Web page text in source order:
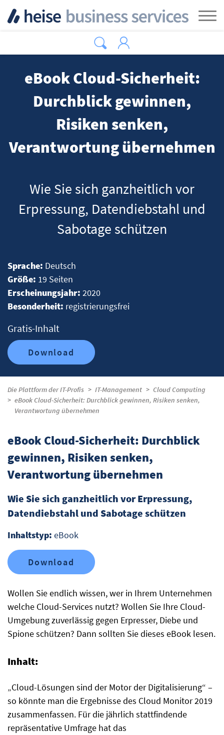
eBook Cloud-Sicherheit:
Durchblick gewinnen,
Risiken senken,
Verantwortung übernehmen
Wie Sie sich ganzheitlich vor
Erpressung, Datendiebstahl und
Sabotage schützen
Sprache: Deutsch
Größe: 19 Seiten
Erscheinungsjahr: 2020
Besonderheit: registrierungsfrei
Gratis-Inhalt
Download
Die Plattform der IT-Profis IT-Management
Cloud Computing
eBook Cloud-Sicherheit: Durchblick gewinnen, Risiken senken,
Verantwortung übernehmen
Wollen Sie endlich wissen, wer in Ihrem Unternehmen
welche Cloud-Services nutzt? Wollen Sie Ihre Cloud-
Umgebung zuverlässig gegen Erpresser, Diebe und
Spione schützen? Dann sollten Sie dieses eBook lesen.
Inhalt:
„Cloud-Lösungen sind der Motor der Digitalisierung“ –
so könnte man die Ergebnisse des Cloud Monitor 2019
zusammenfassen. Für die jährlich stattfindende
repräsentative Umfrage hat das
eBook Cloud-Sicherheit: Durchblick
gewinnen, Risiken senken,
Verantwortung übernehmen
Wie Sie sich ganzheitlich vor Erpressung,
Datendiebstahl und Sabotage schützen
Inhaltstyp: eBook
Download